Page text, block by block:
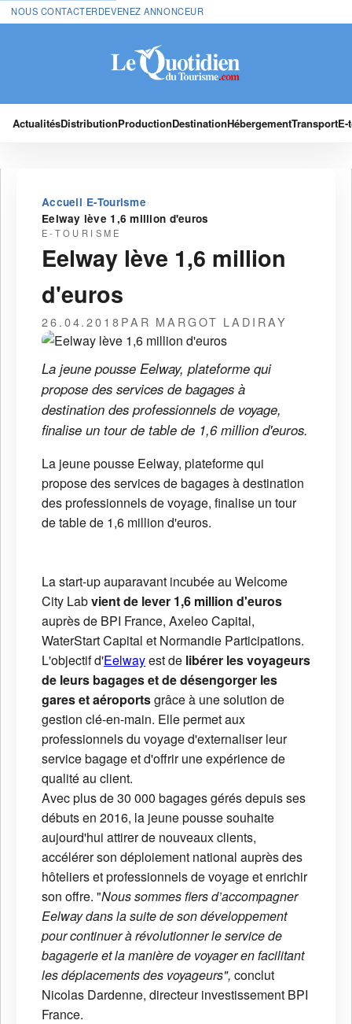
NOUS CONTACTERDEVENEZ ANNONCEUR
ActualitésDistributionProductionDestinationHébergementTransport
Accueil›E-Tourisme›
Eelway lève 1,6 million d'euros
E-TOURISME
Eelway lève 1,6 million
d'euros
26.04.2018PAR MARGOT LADIRAY
La jeune pousse Eelway, plateforme qui
propose des services de bagages à
destination des professionnels de voyage,
finalise un tour de table de 1,6 million d'euros.
La jeune pousse Eelway, plateforme qui
propose des services de bagages à destination
des professionnels de voyage, finalise un tour
de table de 1,6 million d'euros.
La start-up auparavant incubée au Welcome
City Labvient de lever 1,6 million d'euros
auprès de BPI France, Axeleo Capital,
WaterStart Capital et Normandie Participations.
L'objectif d'Eelwayest de libérer les voyageurs
de leurs bagages et de désengorger les
gares et aéroportsgrâce à une solution de
gestion clé-en-main. Elle permet aux
professionnels du voyage d'externaliser leur
service bagage et d'offrir une expérience de
qualité au client.
Avec plus de 30 000 bagages gérés depuis ses
débuts en 2016, la jeune pousse souhaite
aujourd'hui attirer de nouveaux clients,
accélérer son déploiement national auprès des
hôteliers et professionnels de voyage et enrichir
son offre. "Nous sommes fiers d’accompagner
Eelway dans la suite de son développement
pour continuer à révolutionner le service de
bagagerie et la manière de voyager en facilitant
les déplacements des voyageurs", conclut
Nicolas Dardenne, directeur investissement BPI
France.